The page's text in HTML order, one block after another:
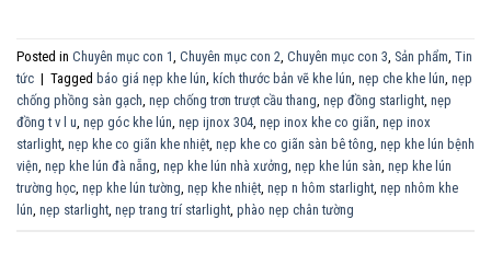
Posted in Chuyên mục con 1, Chuyên mục con 2, Chuyên mục con 3, Sản phẩm, Tin
tức | Tagged báo giá nẹp khe lún, kích thước bản vẽ khe lún, nẹp che khe lún, nẹp
chống phồng sàn gạch, nẹp chống trơn trượt cầu thang, nẹp đồng starlight, nẹp
đồng t v l u, nẹp góc khe lún, nẹp ijnox 304, nẹp inox khe co giãn, nẹp inox
starlight, nẹp khe co giãn khe nhiệt, nẹp khe co giãn sàn bê tông, nẹp khe lún bệnh
viện, nẹp khe lún đà nẵng, nẹp khe lún nhà xưởng, nẹp khe lún sàn, nẹp khe lún
trường học, nẹp khe lún tường, nẹp khe nhiệt, nẹp n hôm starlight, nẹp nhôm khe
lún, nẹp starlight, nẹp trang trí starlight, phào nẹp chân tường